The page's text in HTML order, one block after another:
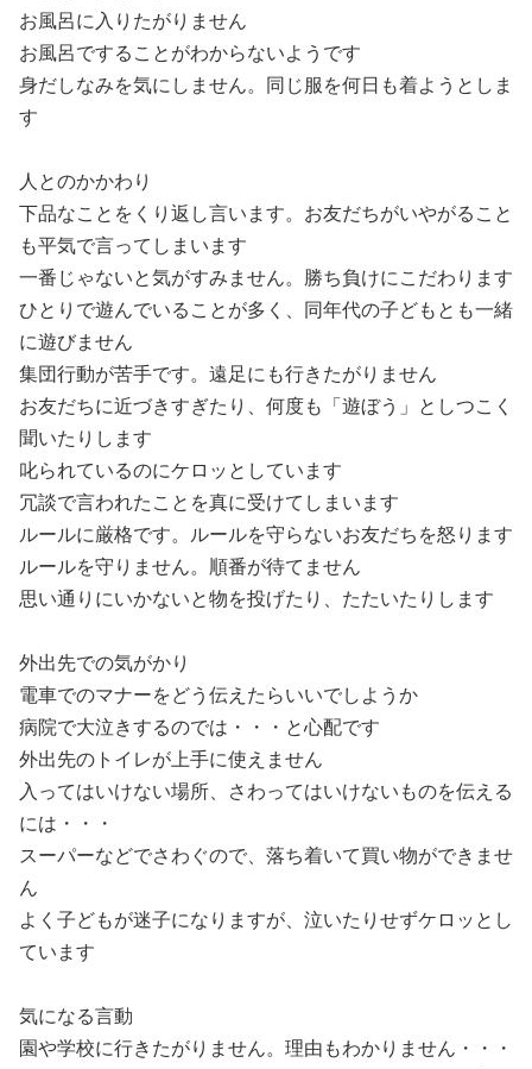
お風呂に入りたがりません
お風呂ですることがわからないようです
身だしなみを気にしません。同じ服を何日も着ようとしま
す
人とのかかわり
下品なことをくり返し言います。お友だちがいやがること
も平気で言ってしまいます
一番じゃないと気がすみません。勝ち負けにこだわります
ひとりで遊んでいることが多く、同年代の子どもとも一緒
に遊びません
集団行動が苦手です。遠足にも行きたがりません
お友だちに近づきすぎたり、何度も「遊ぼう」としつこく
聞いたりします
叱られているのにケロッとしています
冗談で言われたことを真に受けてしまいます
ルールに厳格です。ルールを守らないお友だちを怒ります
ルールを守りません。順番が待てません
思い通りにいかないと物を投げたり、たたいたりします
外出先での気がかり
電車でのマナーをどう伝えたらいいでしようか
病院で大泣きするのでは・・・と心配です
外出先のトイレが上手に使えません
入ってはいけない場所、さわってはいけないものを伝える
には・・・
スーパーなどでさわぐので、落ち着いて買い物ができませ
ん
よく子どもが迷子になりますが、泣いたりせずケロッとし
ています
気になる言動
園や学校に行きたがりません。理由もわかりません・・・